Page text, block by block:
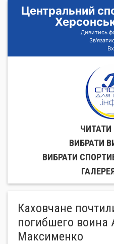
Центральний
Дивитись
ВИБРАТИ
ВИБРАТИ
Каховчане
погибшего воина
Максименко